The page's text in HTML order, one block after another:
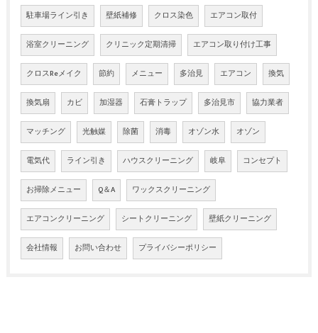
駐車場ライン引き 壁紙補修 クロス染色 エアコン取付
浴室クリーニング クリニック定期清掃 エアコン取り付け工事
クロスReメイク 節約 メニュー 多治見 エアコン 換気
換気扇 カビ 加湿器 石膏トラップ 多治見市 協力業者
マッチング 光触媒 除菌 消毒 オゾン水 オゾン
電気代 ライン引き ハウスクリーニング 岐阜 コンセプト
お掃除メニュー Q＆A ワックスクリーニング
エアコンクリーニング シートクリーニング 壁紙クリーニング
会社情報 お問い合わせ プライバシーポリシー